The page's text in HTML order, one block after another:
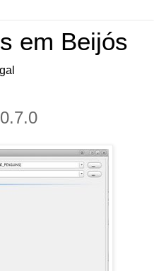
em Beijós